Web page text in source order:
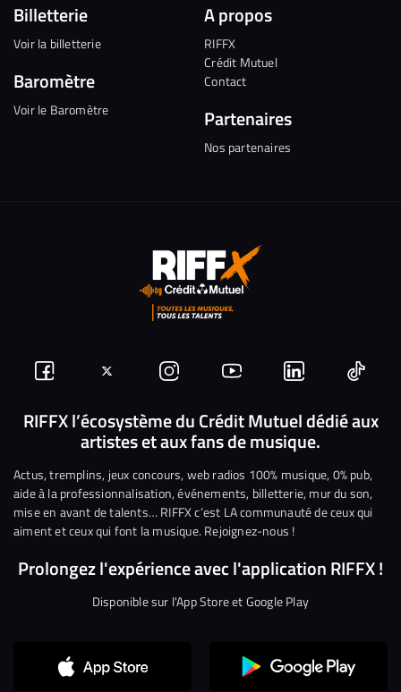
Billetterie
Voir la billetterie
Baromètre
Voir le Baromètre
A propos
RIFFX
Crédit Mutuel
Contact
Partenaires
Nos partenaires
Suivez-
nous
Facebook
Suivez-
nous
sur
Twitter
Nous
rejoindre
sur
Instagram
Nous
rejoindre
sur
YouTube
Nous
rejoindre
sur
Linkedin
Nous
RIFFX l’écosystème du Crédit Mutuel dédié aux
artistes et aux fans de musique.
Actus, tremplins, jeux concours, web radios 100% musique, 0% pub,
aide à la professionnalisation, événements, billetterie, mur du son,
mise en avant de talents… RIFFX c’est LA communauté de ceux qui
aiment et ceux qui font la musique. Rejoignez-nous !
Prolongez l'expérience avec l'application RIFFX !
Disponible sur l'App Store et Google Play